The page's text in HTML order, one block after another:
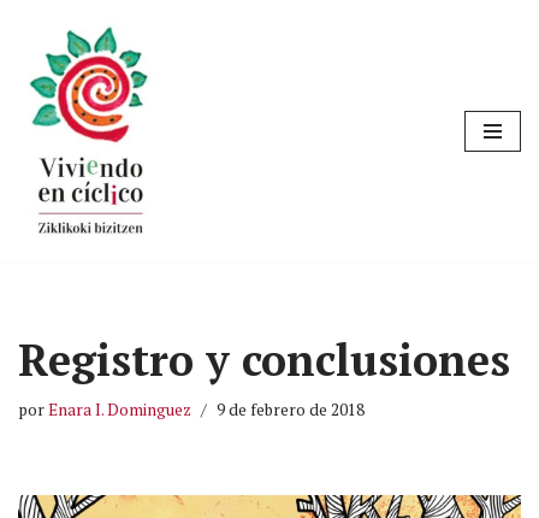
Saltar
al
contenido
Registro y conclusiones
porEnara I. Dominguez 9 de febrero de 2018